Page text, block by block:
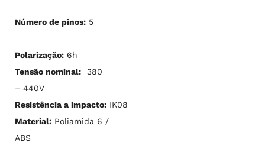
Número de pinos: 5
Polarização: 6h
Tensão nominal: 380
– 440V
Resistência a impacto: IK08
Material: Poliamida 6 /
ABS